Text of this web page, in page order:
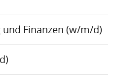
Finanzen (w/m/d)